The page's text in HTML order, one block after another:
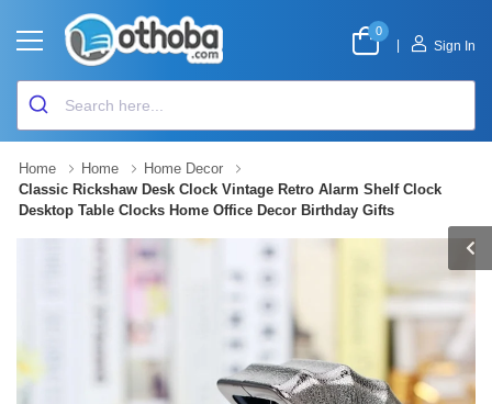
0
Sign In
Home Home
Home Decor
Classic Rickshaw Desk Clock Vintage Retro Alarm Shelf Clock
Desktop Table Clocks Home Office Decor Birthday Gifts